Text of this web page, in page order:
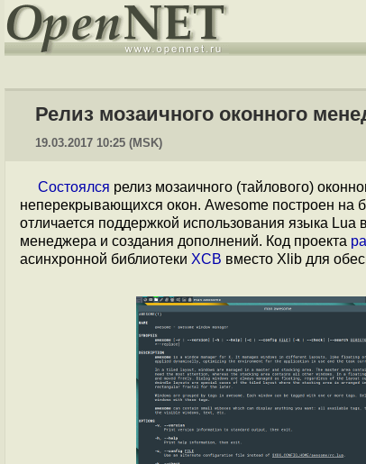
Релиз мозаичного оконного
19.03.2017 10:25 (MSK)
Cостоялся релиз мозаичного (тайлового)
неперекрывающихся окон. Awesome построен на
отличается поддержкой использования языка
менеджера и создания дополнений. Код проекта
асинхронной библиотеки XCB вместо Xlib для